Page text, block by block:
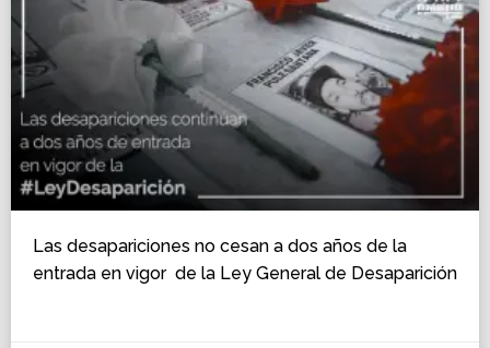
Las desapariciones no cesan a dos años de la
entrada en vigor de la Ley General de Desaparición